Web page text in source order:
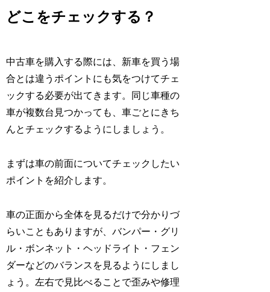
どこをチェックする？
中古車を購入する際には、新車を買う場
合とは違うポイントにも気をつけてチェ
ックする必要が出てきます。同じ車種の
車が複数台見つかっても、車ごとにきち
んとチェックするようにしましょう。
まずは車の前面についてチェックしたい
ポイントを紹介します。
車の正面から全体を見るだけで分かりづ
らいこともありますが、バンパー・グリ
ル・ボンネット・ヘッドライト・フェン
ダーなどのバランスを見るようにしまし
ょう。左右で見比べることで歪みや修理